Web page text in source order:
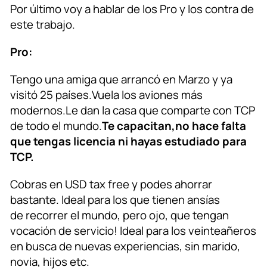
Por último voy a hablar de los Pro y los contra de
este trabajo.
Pro:
Tengo una amiga que arrancó en Marzo y ya
visitó 25 países.Vuela los aviones más
modernos.Le dan la casa que comparte con TCP
de todo el mundo.Te capacitan,no hace falta
que tengas licencia ni hayas estudiado para
TCP.
Cobras en USD tax free y podes ahorrar
bastante. Ideal para los que tienen ansías
de recorrer el mundo, pero ojo, que tengan
vocación de servicio! Ideal para los veinteañeros
en busca de nuevas experiencias, sin marido,
novia, hijos etc.